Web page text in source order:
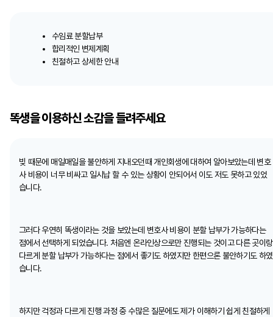
수임료 분할납부
합리적인 변제계획
친절하고 상세한 안내
똑생을 이용하신 소감을 들려주세요
빚 때문에 매일매일을 불안하게 지내오던때 개인회생에 대하여 알아보았는데 변호
사 비용이 너무 비싸고 일시납 할 수 있는 상황이 안되어서 이도 저도 못하고 있었
습니다.
그러다 우연히 똑생이라는 것을 보았는데 변호사 비용이 분할 납부가 가능하다는
점에서 선택하게 되었습니다. 처음엔 온라인상으로만 진행되는 것이고 다른 곳이랑
다르게 분할 납부가 가능하다는 점에서 좋기도 하였지만 한편으론 불안하기도 하였
습니다.
하지만 걱정과 다르게 진행 과정 중 수많은 질문에도 제가 이해하기 쉽게 친절하게